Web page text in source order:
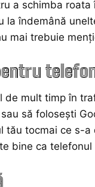
a schimba
la îndemână
mai trebuie
de mult timp în
să folosești
tău tocmai ce s-
bine ca